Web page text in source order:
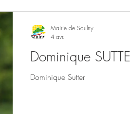
Dominique
Dominique Sutter
Mairie de Saulny
4 avr.